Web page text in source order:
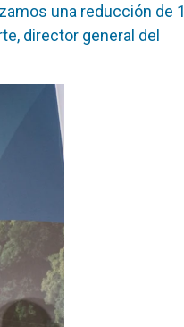
una reducción de 1
director general del